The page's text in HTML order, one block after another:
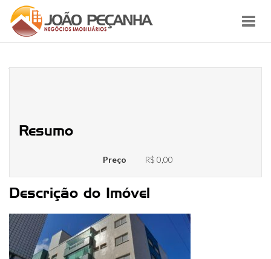
Resumo
Preço R$ 0,00
Descrição do Imóvel